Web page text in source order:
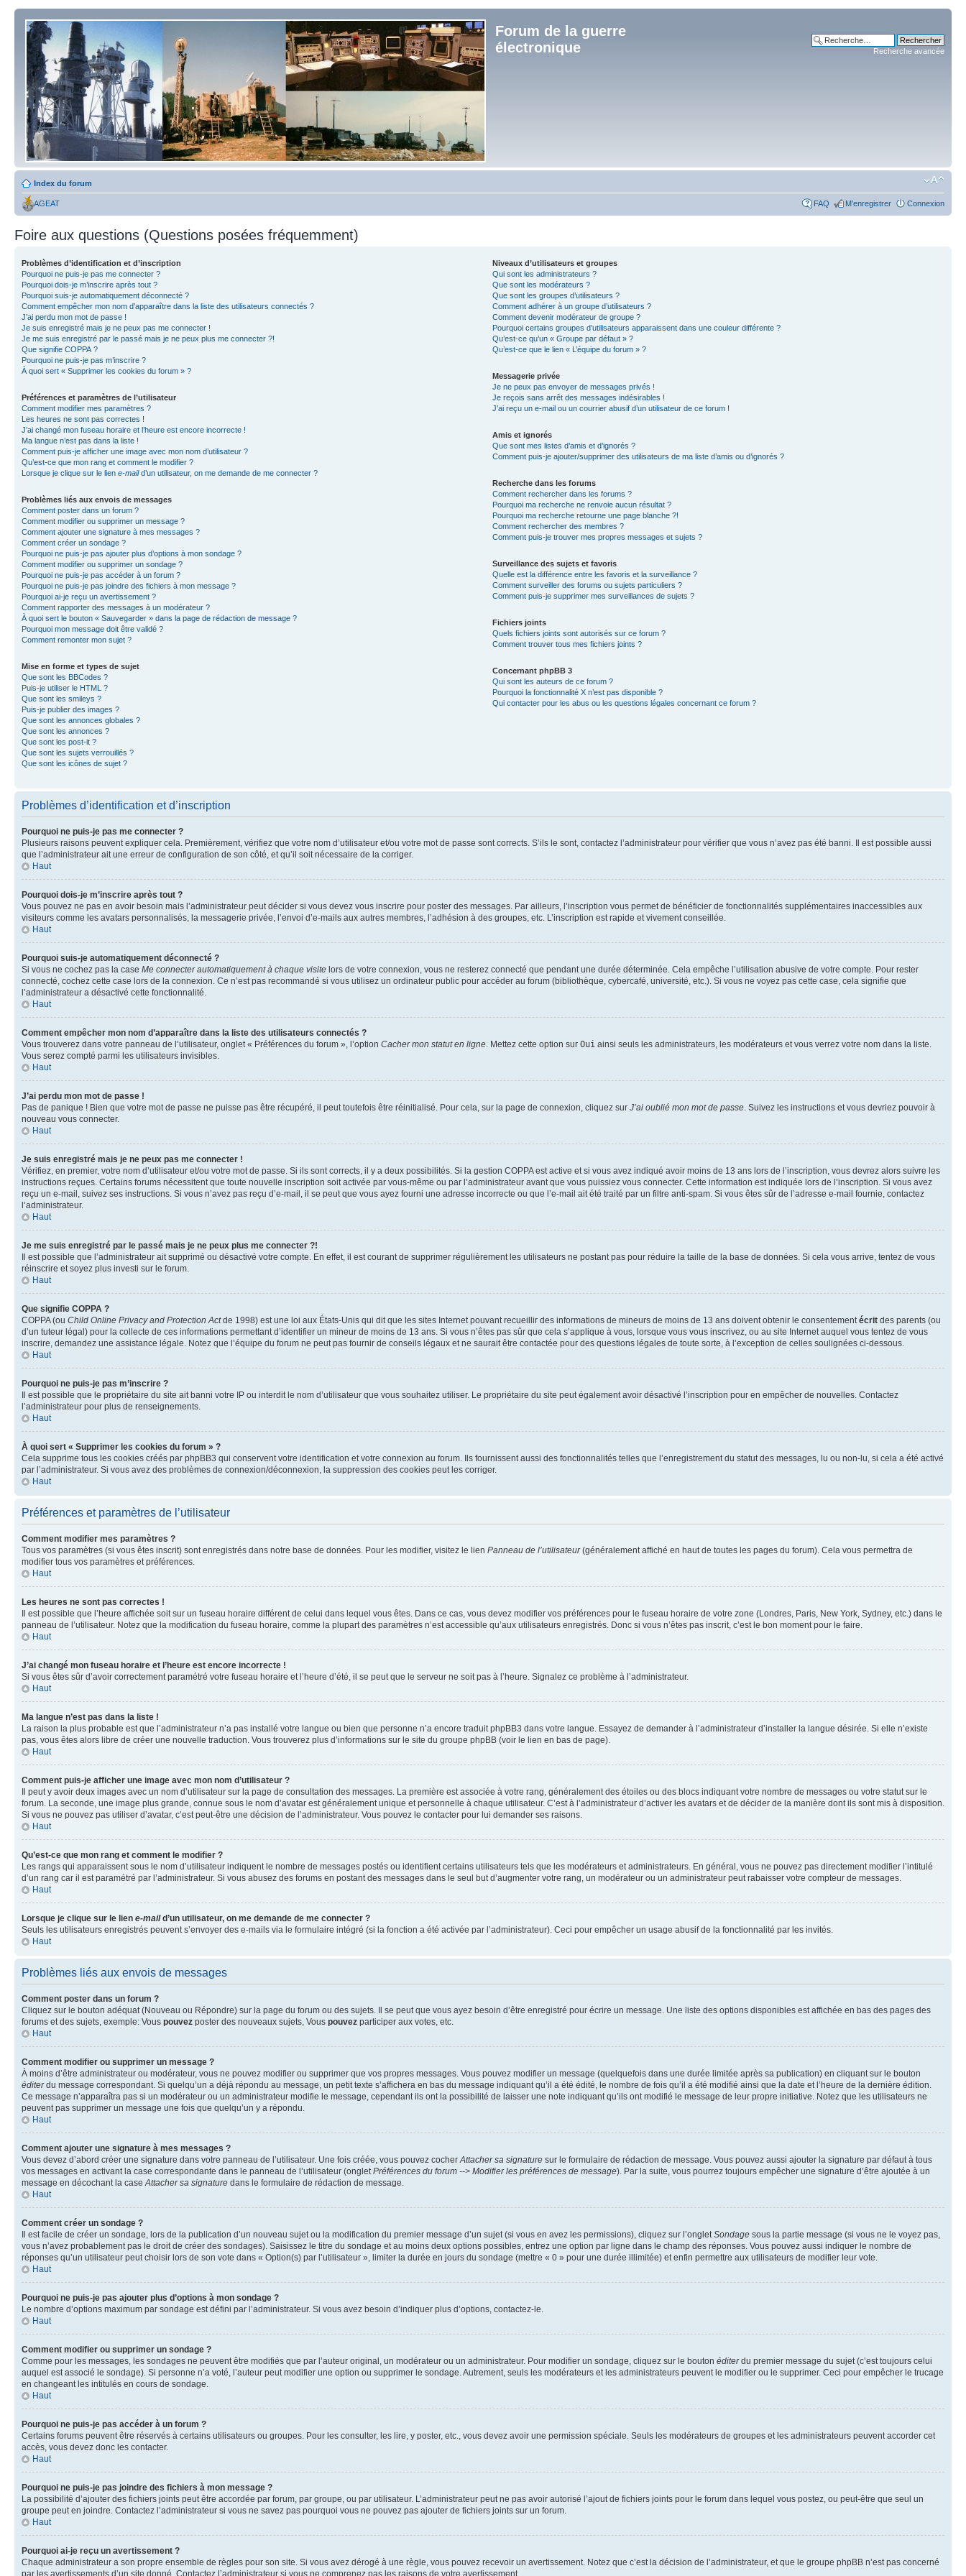
Forum de la guerre
électronique
Recherche avancée
Index du forum
AGEAT FAQ M’enregistrer Connexion
Foire aux questions (Questions posées fréquemment)
Problèmes d’identification et d’inscription
Pourquoi ne puis-je pas me connecter ?
Pourquoi dois-je m’inscrire après tout ?
Pourquoi suis-je automatiquement déconnecté ?
Comment empêcher mon nom d’apparaître dans la liste des utilisateurs connectés ?
J’ai perdu mon mot de passe !
Je suis enregistré mais je ne peux pas me connecter !
Je me suis enregistré par le passé mais je ne peux plus me connecter ?!
Que signifie COPPA ?
Pourquoi ne puis-je pas m’inscrire ?
À quoi sert « Supprimer les cookies du forum » ?
Préférences et paramètres de l’utilisateur
Comment modifier mes paramètres ?
Les heures ne sont pas correctes !
J’ai changé mon fuseau horaire et l’heure est encore incorrecte !
Ma langue n’est pas dans la liste !
Comment puis-je afficher une image avec mon nom d’utilisateur ?
Qu’est-ce que mon rang et comment le modifier ?
Lorsque je clique sur le lien e-maild’un utilisateur, on me demande de me connecter ?
Problèmes liés aux envois de messages
Comment poster dans un forum ?
Comment modifier ou supprimer un message ?
Comment ajouter une signature à mes messages ?
Comment créer un sondage ?
Pourquoi ne puis-je pas ajouter plus d’options à mon sondage ?
Comment modifier ou supprimer un sondage ?
Pourquoi ne puis-je pas accéder à un forum ?
Pourquoi ne puis-je pas joindre des fichiers à mon message ?
Pourquoi ai-je reçu un avertissement ?
Comment rapporter des messages à un modérateur ?
À quoi sert le bouton « Sauvegarder » dans la page de rédaction de message ?
Pourquoi mon message doit être validé ?
Comment remonter mon sujet ?
Mise en forme et types de sujet
Que sont les BBCodes ?
Puis-je utiliser le HTML ?
Que sont les smileys ?
Puis-je publier des images ?
Que sont les annonces globales ?
Que sont les annonces ?
Que sont les post-it ?
Que sont les sujets verrouillés ?
Que sont les icônes de sujet ?
Niveaux d’utilisateurs et groupes
Qui sont les administrateurs ?
Que sont les modérateurs ?
Que sont les groupes d’utilisateurs ?
Comment adhérer à un groupe d’utilisateurs ?
Comment devenir modérateur de groupe ?
Pourquoi certains groupes d’utilisateurs apparaissent dans une couleur différente ?
Qu’est-ce qu’un « Groupe par défaut » ?
Qu’est-ce que le lien « L’équipe du forum » ?
Messagerie privée
Je ne peux pas envoyer de messages privés !
Je reçois sans arrêt des messages indésirables !
J’ai reçu un e-mail ou un courrier abusif d’un utilisateur de ce forum !
Amis et ignorés
Que sont mes listes d’amis et d’ignorés ?
Comment puis-je ajouter/supprimer des utilisateurs de ma liste d’amis ou d’ignorés ?
Recherche dans les forums
Comment rechercher dans les forums ?
Pourquoi ma recherche ne renvoie aucun résultat ?
Pourquoi ma recherche retourne une page blanche ?!
Comment rechercher des membres ?
Comment puis-je trouver mes propres messages et sujets ?
Surveillance des sujets et favoris
Quelle est la différence entre les favoris et la surveillance ?
Comment surveiller des forums ou sujets particuliers ?
Comment puis-je supprimer mes surveillances de sujets ?
Fichiers joints
Quels fichiers joints sont autorisés sur ce forum ?
Comment trouver tous mes fichiers joints ?
Concernant phpBB 3
Qui sont les auteurs de ce forum ?
Pourquoi la fonctionnalité X n’est pas disponible ?
Qui contacter pour les abus ou les questions légales concernant ce forum ?
Problèmes d’identification et d’inscription
Pourquoi ne puis-je pas me connecter ?
Plusieurs raisons peuvent expliquer cela. Premièrement, vérifiez que votre nom d’utilisateur et/ou votre mot de passe sont corrects. S’ils le sont, contactez l’administrateur pour vérifier que vous n’avez pas été banni. Il est possible aussi
que l’administrateur ait une erreur de configuration de son côté, et qu’il soit nécessaire de la corriger.
Haut
Pourquoi dois-je m’inscrire après tout ?
Vous pouvez ne pas en avoir besoin mais l’administrateur peut décider si vous devez vous inscrire pour poster des messages. Par ailleurs, l’inscription vous permet de bénéficier de fonctionnalités supplémentaires inaccessibles aux
visiteurs comme les avatars personnalisés, la messagerie privée, l’envoi d’e-mails aux autres membres, l’adhésion à des groupes, etc. L’inscription est rapide et vivement conseillée.
Haut
Pourquoi suis-je automatiquement déconnecté ?
Si vous ne cochez pas la case Me connecter automatiquement à chaque visite lors de votre connexion, vous ne resterez connecté que pendant une durée déterminée. Cela empêche l’utilisation abusive de votre compte. Pour rester
connecté, cochez cette case lors de la connexion. Ce n’est pas recommandé si vous utilisez un ordinateur public pour accéder au forum (bibliothèque, cybercafé, université, etc.). Si vous ne voyez pas cette case, cela signifie que
l’administrateur a désactivé cette fonctionnalité.
Haut
Comment empêcher mon nom d’apparaître dans la liste des utilisateurs connectés ?
Vous trouverez dans votre panneau de l’utilisateur, onglet « Préférences du forum », l’option Cacher mon statut en ligne. Mettez cette option sur Oui ainsi seuls les administrateurs, les modérateurs et vous verrez votre nom dans la liste.
Vous serez compté parmi les utilisateurs invisibles.
Haut
J’ai perdu mon mot de passe !
Pas de panique ! Bien que votre mot de passe ne puisse pas être récupéré, il peut toutefois être réinitialisé. Pour cela, sur la page de connexion, cliquez sur J’ai oublié mon mot de passe. Suivez les instructions et vous devriez pouvoir à
nouveau vous connecter.
Haut
Je suis enregistré mais je ne peux pas me connecter !
Vérifiez, en premier, votre nom d’utilisateur et/ou votre mot de passe. Si ils sont corrects, il y a deux possibilités. Si la gestion COPPA est active et si vous avez indiqué avoir moins de 13 ans lors de l’inscription, vous devrez alors suivre les
instructions reçues. Certains forums nécessitent que toute nouvelle inscription soit activée par vous-même ou par l’administrateur avant que vous puissiez vous connecter. Cette information est indiquée lors de l’inscription. Si vous avez
reçu un e-mail, suivez ses instructions. Si vous n’avez pas reçu d’e-mail, il se peut que vous ayez fourni une adresse incorrecte ou que l’e-mail ait été traité par un filtre anti-spam. Si vous êtes sûr de l’adresse e-mail fournie, contactez
l’administrateur.
Haut
Je me suis enregistré par le passé mais je ne peux plus me connecter ?!
Il est possible que l’administrateur ait supprimé ou désactivé votre compte. En effet, il est courant de supprimer régulièrement les utilisateurs ne postant pas pour réduire la taille de la base de données. Si cela vous arrive, tentez de vous
réinscrire et soyez plus investi sur le forum.
Haut
Que signifie COPPA ?
COPPA (ou Child Online Privacy and Protection Actde 1998) est une loi aux États-Unis qui dit que les sites Internet pouvant recueillir des informations de mineurs de moins de 13 ans doivent obtenir le consentementécrit des parents (ou
d’un tuteur légal) pour la collecte de ces informations permettant d’identifier un mineur de moins de 13 ans. Si vous n’êtes pas sûr que cela s’applique à vous, lorsque vous vous inscrivez, ou au site Internet auquel vous tentez de vous
inscrire, demandez une assistance légale. Notez que l’équipe du forum ne peut pas fournir de conseils légaux et ne saurait être contactée pour des questions légales de toute sorte, à l’exception de celles soulignées ci-dessous.
Haut
Pourquoi ne puis-je pas m’inscrire ?
Il est possible que le propriétaire du site ait banni votre IP ou interdit le nom d’utilisateur que vous souhaitez utiliser. Le propriétaire du site peut également avoir désactivé l’inscription pour en empêcher de nouvelles. Contactez
l’administrateur pour plus de renseignements.
Haut
À quoi sert « Supprimer les cookies du forum » ?
Cela supprime tous les cookies créés par phpBB3 qui conservent votre identification et votre connexion au forum. Ils fournissent aussi des fonctionnalités telles que l’enregistrement du statut des messages, lu ou non-lu, si cela a été activé
par l’administrateur. Si vous avez des problèmes de connexion/déconnexion, la suppression des cookies peut les corriger.
Haut
Préférences et paramètres de l’utilisateur
Comment modifier mes paramètres ?
Tous vos paramètres (si vous êtes inscrit) sont enregistrés dans notre base de données. Pour les modifier, visitez le lien Panneau de l’utilisateur(généralement affiché en haut de toutes les pages du forum). Cela vous permettra de
modifier tous vos paramètres et préférences.
Haut
Les heures ne sont pas correctes !
Il est possible que l’heure affichée soit sur un fuseau horaire différent de celui dans lequel vous êtes. Dans ce cas, vous devez modifier vos préférences pour le fuseau horaire de votre zone (Londres, Paris, New York, Sydney, etc.) dans le
panneau de l’utilisateur. Notez que la modification du fuseau horaire, comme la plupart des paramètres n’est accessible qu’aux utilisateurs enregistrés. Donc si vous n’êtes pas inscrit, c’est le bon moment pour le faire.
Haut
J’ai changé mon fuseau horaire et l’heure est encore incorrecte !
Si vous êtes sûr d’avoir correctement paramétré votre fuseau horaire et l’heure d’été, il se peut que le serveur ne soit pas à l’heure. Signalez ce problème à l’administrateur.
Haut
Ma langue n’est pas dans la liste !
La raison la plus probable est que l’administrateur n’a pas installé votre langue ou bien que personne n’a encore traduit phpBB3 dans votre langue. Essayez de demander à l’administrateur d’installer la langue désirée. Si elle n’existe
pas, vous êtes alors libre de créer une nouvelle traduction. Vous trouverez plus d’informations sur le site du groupe phpBB (voir le lien en bas de page).
Haut
Comment puis-je afficher une image avec mon nom d’utilisateur ?
Il peut y avoir deux images avec un nom d’utilisateur sur la page de consultation des messages. La première est associée à votre rang, généralement des étoiles ou des blocs indiquant votre nombre de messages ou votre statut sur le
forum. La seconde, une image plus grande, connue sous le nom d’avatar est généralement unique et personnelle à chaque utilisateur. C’est à l’administrateur d’activer les avatars et de décider de la manière dont ils sont mis à disposition.
Si vous ne pouvez pas utiliser d’avatar, c’est peut-être une décision de l’administrateur. Vous pouvez le contacter pour lui demander ses raisons.
Haut
Qu’est-ce que mon rang et comment le modifier ?
Les rangs qui apparaissent sous le nom d’utilisateur indiquent le nombre de messages postés ou identifient certains utilisateurs tels que les modérateurs et administrateurs. En général, vous ne pouvez pas directement modifier l’intitulé
d’un rang car il est paramétré par l’administrateur. Si vous abusez des forums en postant des messages dans le seul but d’augmenter votre rang, un modérateur ou un administrateur peut rabaisser votre compteur de messages.
Haut
Lorsque je clique sur le lien e-maild’un utilisateur, on me demande de me connecter ?
Seuls les utilisateurs enregistrés peuvent s’envoyer des e-mails via le formulaire intégré (si la fonction a été activée par l’administrateur). Ceci pour empêcher un usage abusif de la fonctionnalité par les invités.
Haut
Problèmes liés aux envois de messages
Comment poster dans un forum ?
Cliquez sur le bouton adéquat (Nouveau ou Répondre) sur la page du forum ou des sujets. Il se peut que vous ayez besoin d’être enregistré pour écrire un message. Une liste des options disponibles est affichée en bas des pages des
forums et des sujets, exemple: Vous pouvez poster des nouveaux sujets, Vous pouvez participer aux votes, etc.
Haut
Comment modifier ou supprimer un message ?
À moins d’être administrateur ou modérateur, vous ne pouvez modifier ou supprimer que vos propres messages. Vous pouvez modifier un message (quelquefois dans une durée limitée après sa publication) en cliquant sur le bouton
éditerdu message correspondant. Si quelqu’un a déjà répondu au message, un petit texte s’affichera en bas du message indiquant qu’il a été édité, le nombre de fois qu’il a été modifié ainsi que la date et l’heure de la dernière édition.
Ce message n’apparaîtra pas si un modérateur ou un administrateur modifie le message, cependant ils ont la possibilité de laisser une note indiquant qu’ils ont modifié le message de leur propre initiative. Notez que les utilisateurs ne
peuvent pas supprimer un message une fois que quelqu’un y a répondu.
Haut
Comment ajouter une signature à mes messages ?
Vous devez d’abord créer une signature dans votre panneau de l’utilisateur. Une fois créée, vous pouvez cocherAttacher sa signature sur le formulaire de rédaction de message. Vous pouvez aussi ajouter la signature par défaut à tous
vos messages en activant la case correspondante dans le panneau de l’utilisateur (ongletPréférences du forum --> Modifier les préférences de message). Par la suite, vous pourrez toujours empêcher une signature d’être ajoutée à un
message en décochant la caseAttacher sa signature dans le formulaire de rédaction de message.
Haut
Comment créer un sondage ?
Il est facile de créer un sondage, lors de la publication d’un nouveau sujet ou la modification du premier message d’un sujet (si vous en avez les permissions), cliquez sur l’ongletSondage sous la partie message (si vous ne le voyez pas,
vous n’avez probablement pas le droit de créer des sondages). Saisissez le titre du sondage et au moins deux options possibles, entrez une option par ligne dans le champ des réponses. Vous pouvez aussi indiquer le nombre de
réponses qu’un utilisateur peut choisir lors de son vote dans « Option(s) par l’utilisateur », limiter la durée en jours du sondage (mettre « 0 » pour une durée illimitée) et enfin permettre aux utilisateurs de modifier leur vote.
Haut
Pourquoi ne puis-je pas ajouter plus d’options à mon sondage ?
Le nombre d’options maximum par sondage est défini par l’administrateur. Si vous avez besoin d’indiquer plus d’options, contactez-le.
Haut
Comment modifier ou supprimer un sondage ?
Comme pour les messages, les sondages ne peuvent être modifiés que par l’auteur original, un modérateur ou un administrateur. Pour modifier un sondage, cliquez sur le bouton éditerdu premier message du sujet (c’est toujours celui
auquel est associé le sondage). Si personne n’a voté, l’auteur peut modifier une option ou supprimer le sondage. Autrement, seuls les modérateurs et les administrateurs peuvent le modifier ou le supprimer. Ceci pour empêcher le trucage
en changeant les intitulés en cours de sondage.
Haut
Pourquoi ne puis-je pas accéder à un forum ?
Certains forums peuvent être réservés à certains utilisateurs ou groupes. Pour les consulter, les lire, y poster, etc., vous devez avoir une permission spéciale. Seuls les modérateurs de groupes et les administrateurs peuvent accorder cet
accès, vous devez donc les contacter.
Haut
Pourquoi ne puis-je pas joindre des fichiers à mon message ?
La possibilité d’ajouter des fichiers joints peut être accordée par forum, par groupe, ou par utilisateur. L’administrateur peut ne pas avoir autorisé l’ajout de fichiers joints pour le forum dans lequel vous postez, ou peut-être que seul un
groupe peut en joindre. Contactez l’administrateur si vous ne savez pas pourquoi vous ne pouvez pas ajouter de fichiers joints sur un forum.
Haut
Pourquoi ai-je reçu un avertissement ?
Chaque administrateur a son propre ensemble de règles pour son site. Si vous avez dérogé à une règle, vous pouvez recevoir un avertissement. Notez que c’est la décision de l’administrateur, et que le groupe phpBB n’est pas concerné
par les avertissements d’un site donné. Contactez l’administrateur si vous ne comprenez pas les raisons de votre avertissement.